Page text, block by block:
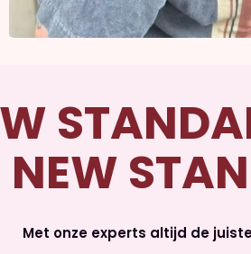
NEW
Met onze experts altijd de